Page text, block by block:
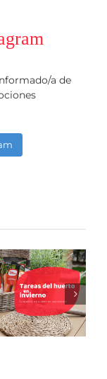
a de
huerto no
cierra por
5
del huerto